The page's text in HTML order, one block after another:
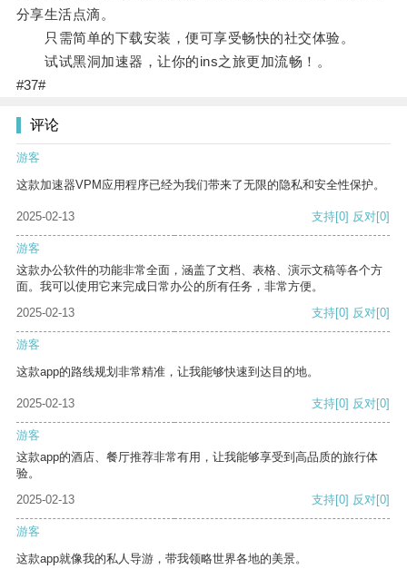
分享生活点滴。
只需简单的下载安装，便可享受畅快的社交体验。
试试黑洞加速器，让你的ins之旅更加流畅！。
#37#
评论
游客
这款加速器VPM应用程序已经为我们带来了无限的隐私和安全性保护。
2025-02-13 支持[0] 反对[0]
游客
这款办公软件的功能非常全面，涵盖了文档、表格、演示文稿等各个方
面。我可以使用它来完成日常办公的所有任务，非常方便。
2025-02-13
支持[0] 反对[0]
游客
这款app的路线规划非常精准，让我能够快速到达目的地。
2025-02-13 支持[0] 反对[0]
游客
这款app的酒店、餐厅推荐非常有用，让我能够享受到高品质的旅行体
验。
2025-02-13
支持[0] 反对[0]
游客
这款app就像我的私人导游，带我领略世界各地的美景。